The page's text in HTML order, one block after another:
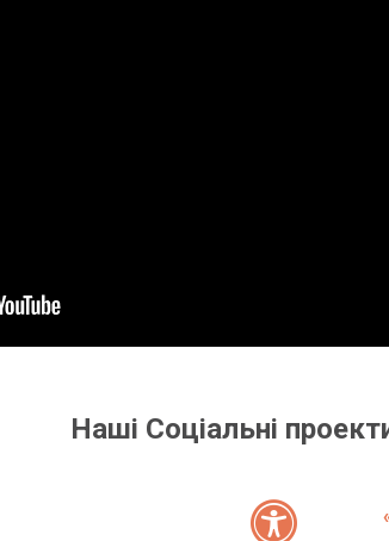
Наші Соціальні